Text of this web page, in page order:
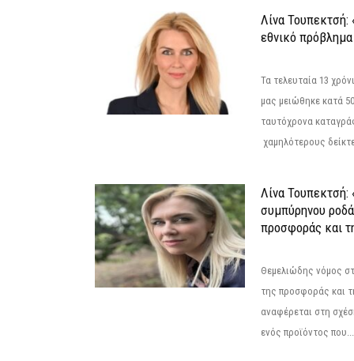
Λίνα Τουπεκτσή:
εθνικό πρόβλημα
Τα τελευταία 13
μας μειώθηκε κατά
ταυτόχρονα
χαμηλότερους
Λίνα Τουπεκτσή:
συμπύρηνου
προσφοράς και
Θεμελιώδης νόμος
της προσφοράς και
αναφέρεται στη
ενός προϊόντος που...